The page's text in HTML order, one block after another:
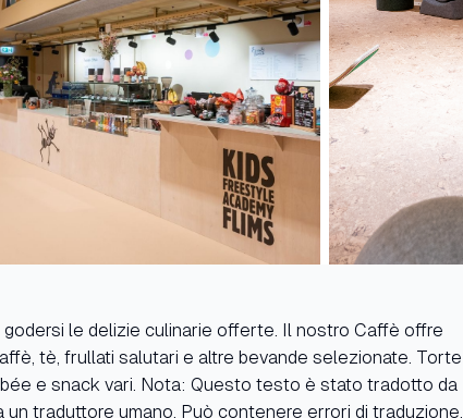
le delizie culinarie offerte. Il nostro Caffè offre
tè, frullati salutari e altre bevande selezionate. Torte
e snack vari. Nota: Questo testo è stato tradotto da
traduttore umano. Può contenere errori di traduzione.